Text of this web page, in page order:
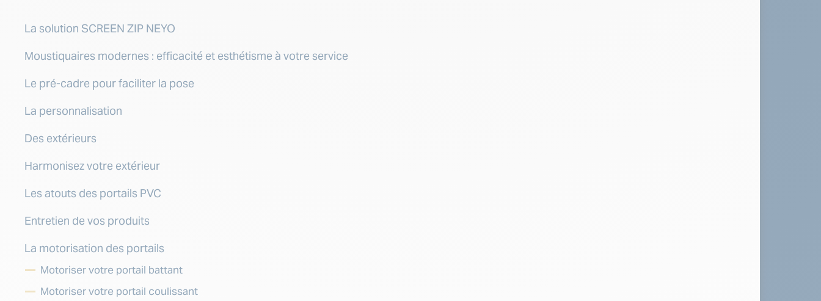
La solution SCREEN ZIP NEYO
Moustiquaires modernes : efficacité et esthétisme à votre service
Le pré-cadre pour faciliter la pose
La personnalisation
Des extérieurs
Harmonisez votre extérieur
Les atouts des portails PVC
Entretien de vos produits
La motorisation des portails
Motoriser votre portail battant
Motoriser votre portail coulissant